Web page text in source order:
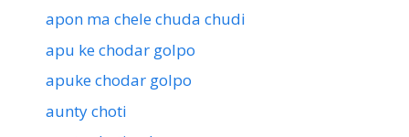
apon ma chele chuda chudi
apu ke chodar golpo
apuke chodar golpo
aunty choti